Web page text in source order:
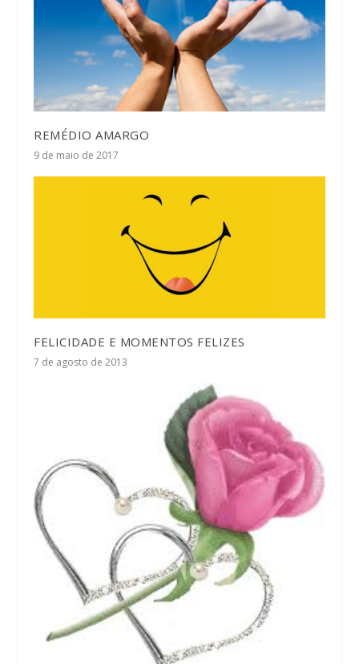
REMÉDIO AMARGO
9 de maio de 2017
FELICIDADE E MOMENTOS FELIZES
7 de agosto de 2013